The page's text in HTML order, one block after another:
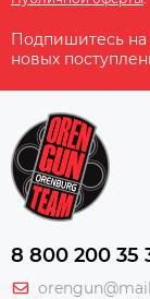
Подпишитесь на
новых
8 800 200 35